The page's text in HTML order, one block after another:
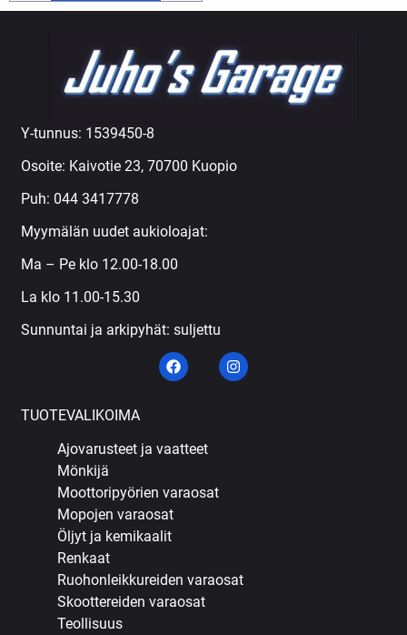
Y-tunnus: 1539450-8
Osoite: Kaivotie 23, 70700 Kuopio
Puh: 044 3417778
Myymälän uudet aukioloajat:
Ma – Pe klo 12.00-18.00
La klo 11.00-15.30
Sunnuntai ja arkipyhät: suljettu
TUOTEVALIKOIMA
Ajovarusteet ja vaatteet
Mönkijä
Moottoripyörien varaosat
Mopojen varaosat
Öljyt ja kemikaalit
Renkaat
Ruohonleikkureiden varaosat
Skoottereiden varaosat
Teollisuus